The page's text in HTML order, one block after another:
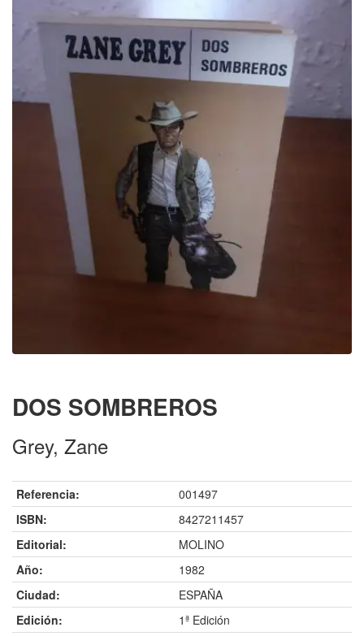
DOS SOMBREROS
Grey, Zane
Referencia:
001497
ISBN:
8427211457
Editorial:
MOLINO
Año:
1982
Ciudad:
ESPAÑA
Edición:
1ª Edición